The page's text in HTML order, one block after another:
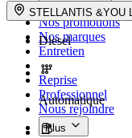
Occasion
Nos promotions
Nos marques
Entretien
Reprise
Professionnel
Nous rejoindre
Plus
STELLANTIS &YOU
Diesel
Automatique